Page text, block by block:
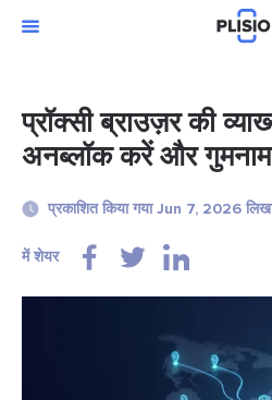
प्रॉक्सी ब्राउज़र की
अनब्लॉक करें और
प्रकाशित किया गया Jun 7, 2026
में शेयर